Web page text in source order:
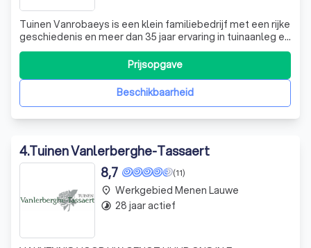
Tuinen Vanrobaeys is een klein familiebedrijf met een rijke
geschiedenis en meer dan 35 jaar ervaring in tuinaanleg en
-onderhoud. Wij onderscheiden ons door onze toewijding
aan perfecte service, ondersteund door onze
familiewaarden en kostenefficiëntie. Sinds 2005 hebben
we onze diensten uitgebreidBeschikbaarheid
Prijsopgave
4.Tuinen Vanlerberghe-Tassaert
(11)
8,7
place Werkgebied Menen Lauwe
timelapse 28 jaar actief